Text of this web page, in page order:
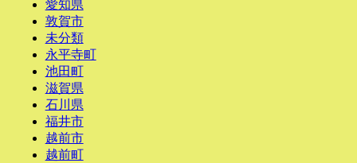
愛知県
敦賀市
未分類
永平寺町
池田町
滋賀県
石川県
福井市
越前市
越前町